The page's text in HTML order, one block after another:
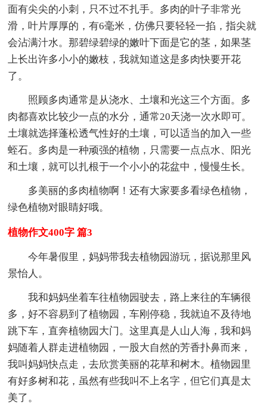
面有尖尖的小刺，只不过不扎手。多肉的叶子非常光
滑，叶片厚厚的，有6毫米，仿佛只要轻轻一掐，指尖就
会沾满汁水。那碧绿碧绿的嫩叶下面是它的茎，如果茎
上长出许多小小的嫩枝，我就知道这是多肉快要开花
了。
照顾多肉通常是从浇水、土壤和光这三个方面。多
肉都喜欢比较少一点的水分，通常20天浇一次水即可。
土壤就选择蓬松透气性好的土壤，可以适当的加入一些
蛭石。多肉是一种顽强的植物，只需要一点点水、阳光
和土壤，就可以扎根于一个小小的花盆中，慢慢生长。
多美丽的多肉植物啊！还有大家要多看绿色植物，
绿色植物对眼睛好哦。
植物作文400字 篇3
今年暑假里，妈妈带我去植物园游玩，据说那里风
景怡人。
我和妈妈坐着车往植物园驶去，路上来往的车辆很
多，好不容易到了植物园，车刚停稳，我就迫不及待地
跳下车，直奔植物园大门。这里真是人山人海，我和妈
妈随着人群走进植物园，一股大自然的芳香扑鼻而来，
我叫妈妈快点走，去欣赏美丽的花草和树木。植物园里
有好多树和花，虽然有些我叫不上名字，但它们真是太
美了。